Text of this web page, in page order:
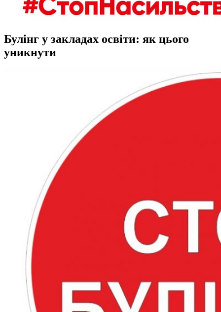
Булінг у закладах освіти: як цього
уникнути